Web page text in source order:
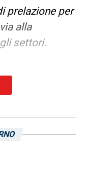
prelazione per
alla
settori.